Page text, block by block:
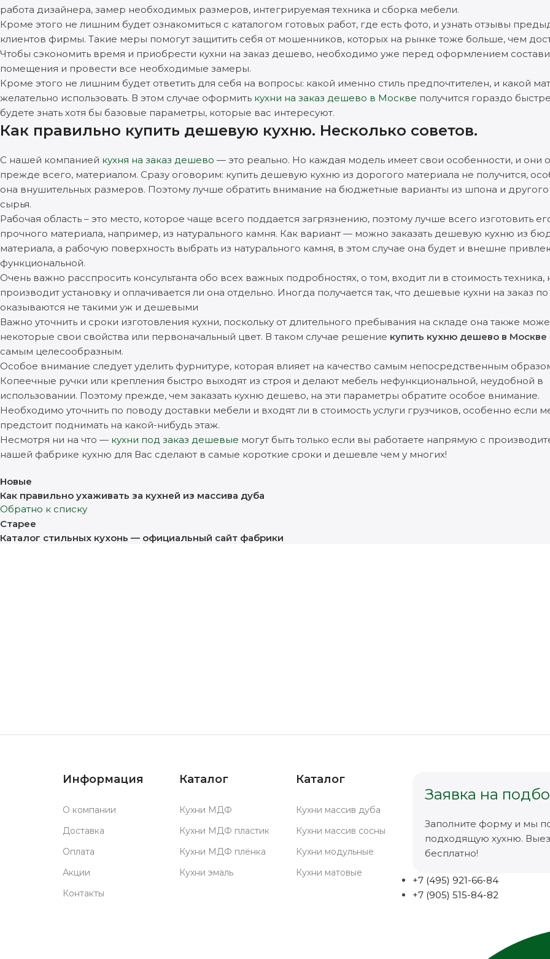
работа дизайнера, замер необходимых размеров, интегрируемая техника и сборка мебели.
Кроме этого не лишним будет ознакомиться с каталогом готовых работ, где есть фото, и узнать отзывы
клиентов фирмы. Такие меры помогут защитить себя от мошенников, которых на рынке тоже больше, чем
Чтобы сэкономить время и приобрести кухни на заказ дешево, необходимо уже перед оформлением
помещения и провести все необходимые замеры.
Кроме этого не лишним будет ответить для себя на вопросы: какой именно стиль предпочтителен, и какой
желательно использовать. В этом случае оформить кухни на заказ дешево в Москве получится гораздо
будете знать хотя бы базовые параметры, которые вас интересуют.
Как правильно купить дешевую кухню. Несколько советов.
С нашей компанией кухня на заказ дешево — это реально. Но каждая модель имеет свои особенности, и они
прежде всего, материалом. Сразу оговорим: купить дешевую кухню из дорогого материала не получится,
она внушительных размеров. Поэтому лучше обратить внимание на бюджетные варианты из шпона и
сырья.
Рабочая область – это место, которое чаще всего поддается загрязнению, поэтому лучше всего изготовить
прочного материала, например, из натурального камня. Как вариант — можно заказать дешевую кухню из
материала, а рабочую поверхность выбрать из натурального камня, в этом случае она будет и внешне
функциональной.
Очень важно расспросить консультанта обо всех важных подробностях, о том, входит ли в стоимость техника,
производит установку и оплачивается ли она отдельно. Иногда получается так, что дешевые кухни на заказ
оказываются не такими уж и дешевыми
Важно уточнить и сроки изготовления кухни, поскольку от длительного пребывания на складе она также
некоторые свои свойства или первоначальный цвет. В таком случае решение купить кухню дешево в Москве
самым целесообразным.
Особое внимание следует уделить фурнитуре, которая влияет на качество самым непосредственным
Копеечные ручки или крепления быстро выходят из строя и делают мебель нефункциональной, неудобной в
использовании. Поэтому прежде, чем заказать кухню дешево, на эти параметры обратите особое внимание.
Необходимо уточнить по поводу доставки мебели и входят ли в стоимость услуги грузчиков, особенно если
предстоит поднимать на какой-нибудь этаж.
Несмотря ни на что — кухни под заказ дешевые могут быть только если вы работаете напрямую с
нашей фабрике кухню для Вас сделают в самые короткие сроки и дешевле чем у многих!
Новые
Как правильно ухаживать за кухней из массива дуба
Обратно к списку
Старее
Каталог стильных кухонь — официальный сайт фабрики
Информация
О компании
Доставка
Оплата
Акции
Контакты
Каталог
Кухни МДФ
Кухни МДФ пластик
Кухни МДФ плёнка
Кухни эмаль
Каталог
Кухни массив дуба
Кухни массив сосны
Кухни модульные
Кухни матовые
Заявка на
Заполните форму и мы
подходящую хухню.
бесплатно!
+7 (495) 921-66-84
+7 (905) 515-84-82